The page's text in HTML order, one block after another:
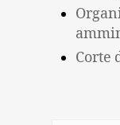
Corte